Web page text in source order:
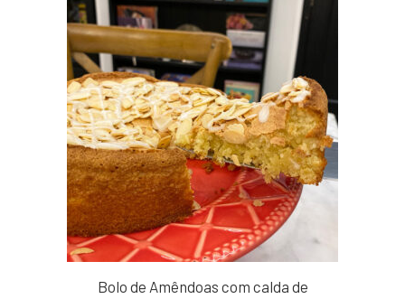
Bolo de Amêndoas com calda de